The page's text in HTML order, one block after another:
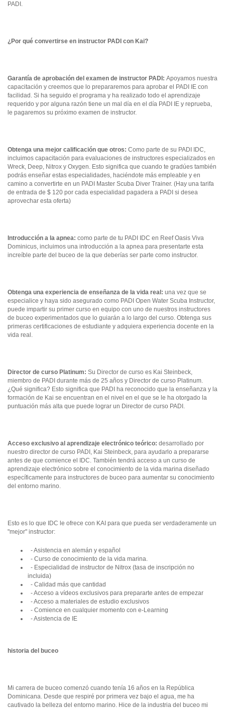
PADI.
¿Por qué convertirse en instructor PADI con Kai?
Garantía de aprobación del examen de instructor PADI: Apoyamos nuestra
capacitación y creemos que lo prepararemos para aprobar el PADI IE con
facilidad. Si ha seguido el programa y ha realizado todo el aprendizaje
requerido y por alguna razón tiene un mal día en el día PADI IE y reprueba,
le pagaremos su próximo examen de instructor.
Obtenga una mejor calificación que otros: Como parte de su PADI IDC,
incluimos capacitación para evaluaciones de instructores especializados en
Wreck, Deep, Nitrox y Oxygen. Esto significa que cuando te gradúes también
podrás enseñar estas especialidades, haciéndote más empleable y en
camino a convertirte en un PADI Master Scuba Diver Trainer. (Hay una tarifa
de entrada de $ 120 por cada especialidad pagadera a PADI si desea
aprovechar esta oferta)
Introducción a la apnea: como parte de tu PADI IDC en Reef Oasis Viva
Dominicus, incluimos una introducción a la apnea para presentarte esta
increíble parte del buceo de la que deberías ser parte como instructor.
Obtenga una experiencia de enseñanza de la vida real: una vez que se
especialice y haya sido asegurado como PADI Open Water Scuba Instructor,
puede impartir su primer curso en equipo con uno de nuestros instructores
de buceo experimentados que lo guiarán a lo largo del curso. Obtenga sus
primeras certificaciones de estudiante y adquiera experiencia docente en la
vida real.
Director de curso Platinum: Su Director de curso es Kai Steinbeck,
miembro de PADI durante más de 25 años y Director de curso Platinum.
¿Qué significa? Esto significa que PADI ha reconocido que la enseñanza y la
formación de Kai se encuentran en el nivel en el que se le ha otorgado la
puntuación más alta que puede lograr un Director de curso PADI.
Acceso exclusivo al aprendizaje electrónico teórico: desarrollado por
nuestro director de curso PADI, Kai Steinbeck, para ayudarlo a prepararse
antes de que comience el IDC. También tendrá acceso a un curso de
aprendizaje electrónico sobre el conocimiento de la vida marina diseñado
específicamente para instructores de buceo para aumentar su conocimiento
del entorno marino.
Esto es lo que IDC le ofrece con KAI para que pueda ser verdaderamente un
"mejor" instructor:
- Asistencia en alemán y español
- Curso de conocimiento de la vida marina.
- Especialidad de instructor de Nitrox (tasa de inscripción no
incluida)
- Calidad más que cantidad
- Acceso a vídeos exclusivos para prepararte antes de empezar
- Acceso a materiales de estudio exclusivos
- Comience en cualquier momento con e-Learning
- Asistencia de IE
historia del buceo
Mi carrera de buceo comenzó cuando tenía 16 años en la República
Dominicana. Desde que respiré por primera vez bajo el agua, me ha
cautivado la belleza del entorno marino. Hice de la industria del buceo mi